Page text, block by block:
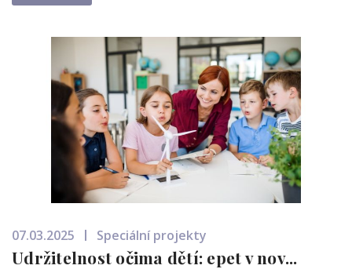
07.03.2025 Speciální projekty
Udržitelnost očima dětí: epet v nov...